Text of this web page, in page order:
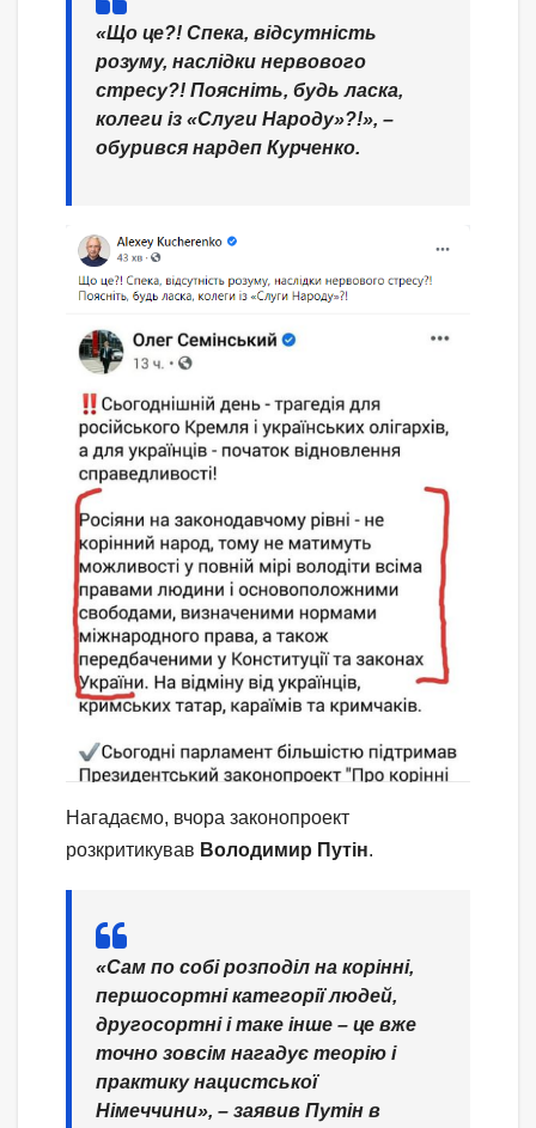
«Що це?! Спека, відсутність
розуму, наслідки нервового
стресу?! Поясніть, будь ласка,
колеги із «Слуги Народу»?!», –
обурився нардеп Курченко.
Нагадаємо, вчора законопроект
розкритикував Володимир Путін.
«Сам по собі розподіл на корінні,
першосортні категорії людей,
другосортні і таке інше – це вже
точно зовсім нагадує теорію і
практику нацистської
Німеччини», – заявив Путін в